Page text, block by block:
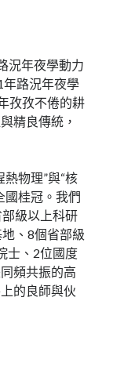
況年夜學動力
路況年夜學
孜孜不倦的耕
精良傳統，
物理”與“核
國桂冠。我們
級以上科研
、8個省部級
士、2位國度
頻共振的高
的良師與伙